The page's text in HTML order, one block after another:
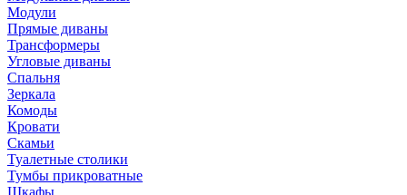
Модули
Прямые диваны
Трансформеры
Угловые диваны
Спальня
Зеркала
Комоды
Кровати
Скамьи
Туалетные столики
Тумбы прикроватные
Шкафы